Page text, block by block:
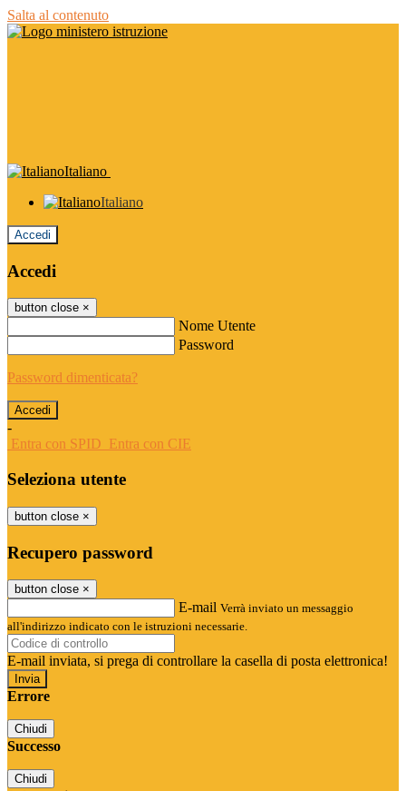
Salta al contenuto
Italiano
Italiano
Accedi
Accedi
button close ×
Nome Utente
Password
Password dimenticata?
-
Entra con SPID Entra con CIE
Seleziona utente
button close ×
Recupero password
button close ×
E-mail Verrà inviato un messaggio
all'indirizzo indicato con le istruzioni necessarie.
E-mail inviata, si prega di controllare la casella di posta elettronica!
Errore
Chiudi
Successo
Chiudi